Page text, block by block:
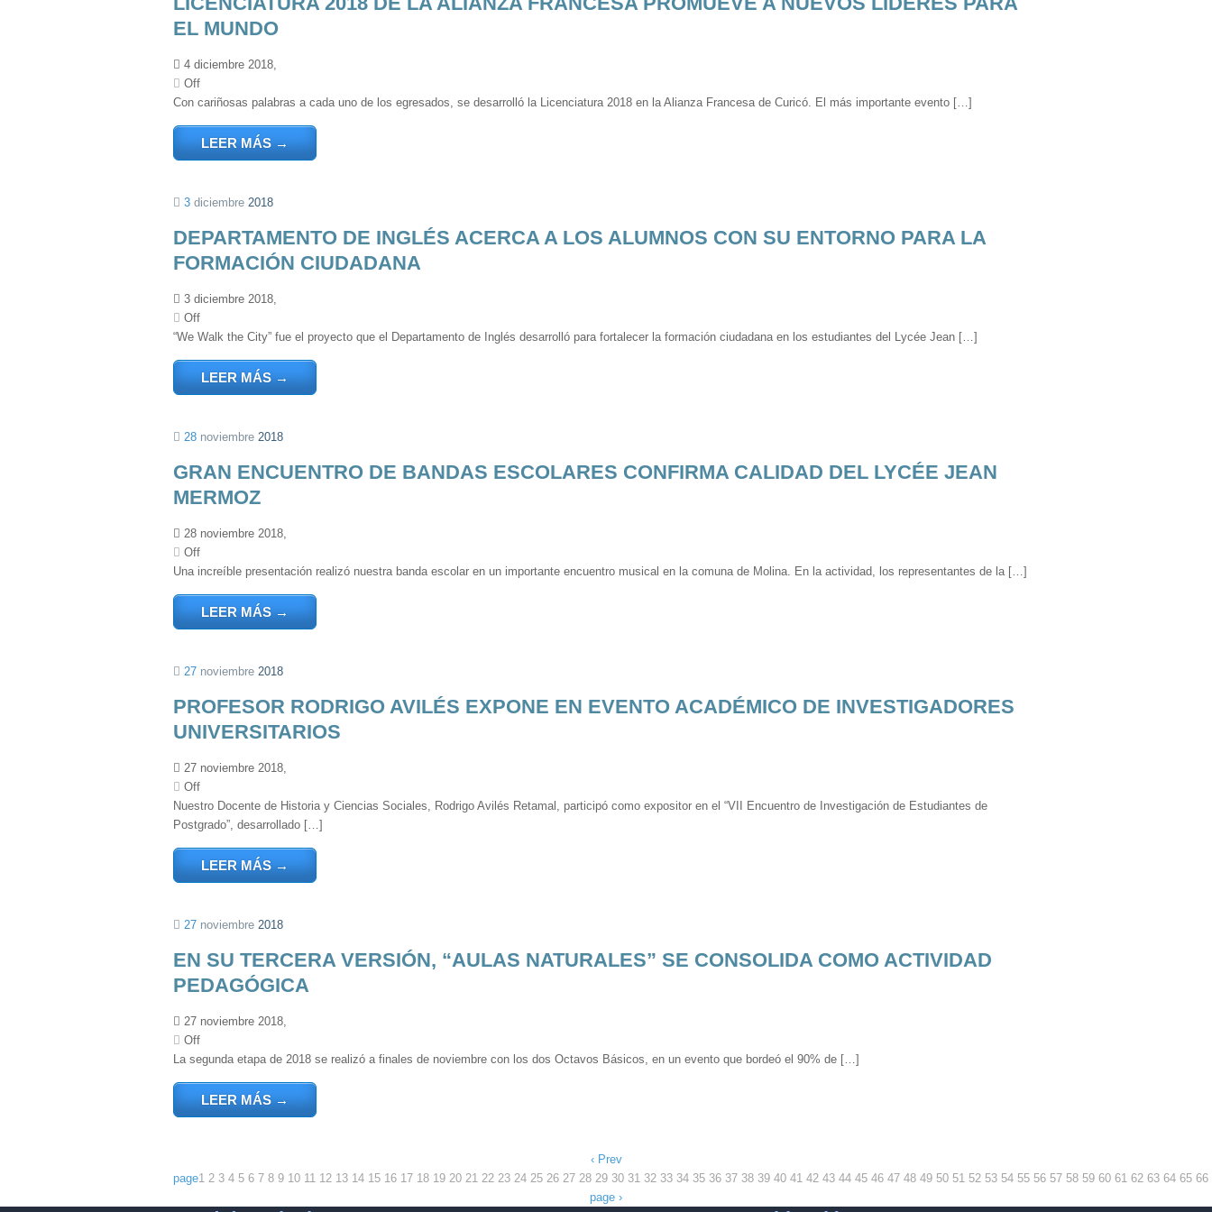
EL MUNDO
4 diciembre 2018,
Off
Con cariñosas palabras a cada uno de los egresados, se desarrolló la Licenciatura 2018 en la Alianza Francesa de Curicó. El más importante evento […]
LEER MÁS→
3 diciembre 2018
DEPARTAMENTO DE INGLÉS ACERCA A LOS ALUMNOS CON SU ENTORNO PARA LA
FORMACIÓN CIUDADANA
3 diciembre 2018,
Off
“We Walk the City” fue el proyecto que el Departamento de Inglés desarrolló para fortalecer la formación ciudadana en los estudiantes del Lycée Jean […]
LEER MÁS→
28 noviembre 2018
GRAN ENCUENTRO DE BANDAS ESCOLARES CONFIRMA CALIDAD DEL LYCÉE JEAN
MERMOZ
28 noviembre 2018,
Off
Una increíble presentación realizó nuestra banda escolar en un importante encuentro musical en la comuna de Molina. En la actividad, los representantes de la […]
LEER MÁS→
27 noviembre 2018
PROFESOR RODRIGO AVILÉS EXPONE EN EVENTO ACADÉMICO DE INVESTIGADORES
UNIVERSITARIOS
27 noviembre 2018,
Off
Nuestro Docente de Historia y Ciencias Sociales, Rodrigo Avilés Retamal, participó como expositor en el “VII Encuentro de Investigación de Estudiantes de
Postgrado”, desarrollado […]
LEER MÁS→
27 noviembre 2018
EN SU TERCERA VERSIÓN, “AULAS NATURALES” SE CONSOLIDA COMO ACTIVIDAD
PEDAGÓGICA
27 noviembre 2018,
Off
La segunda etapa de 2018 se realizó a finales de noviembre con los dos Octavos Básicos, en un evento que bordeó el 90% de […]
LEER MÁS→
‹ Prev
page1 2 3 4 5 6 7 8 9 10 11 12 13 14 15 16 17 18 19 20 21 22 23 24 25 26 27 28 29 30 31 32 33 34 35 36 37 38 39 40 41 42 43 44 45 46 47 48 49 50 51 52 53 54 55 56 57 58 59 60 61 62 63 64 65 66
page ›